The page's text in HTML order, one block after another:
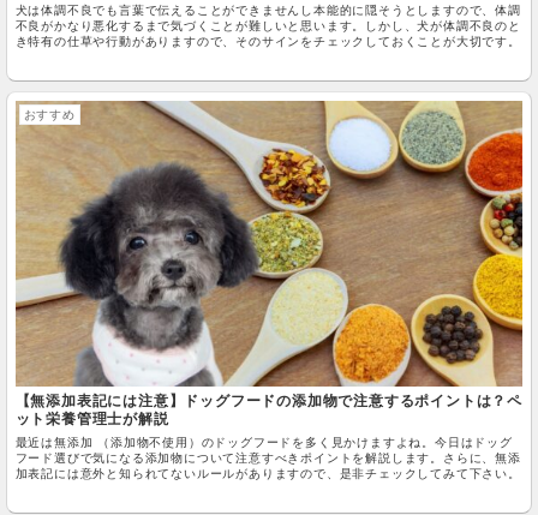
犬は体調不良でも言葉で伝えることができませんし本能的に隠そうとしますので、体調
不良がかなり悪化するまで気づくことが難しいと思います。しかし、犬が体調不良のと
き特有の仕草や行動がありますので、そのサインをチェックしておくことが大切です。
おすすめ
【無添加表記には注意】ドッグフードの添加物で注意するポイントは？ペ
ット栄養管理士が解説
最近は無添加 （添加物不使用）のドッグフードを多く見かけますよね。今日はドッグ
フード選びで気になる添加物について注意すべきポイントを解説します。さらに、無添
加表記には意外と知られてないルールがありますので、是非チェックしてみて下さい。